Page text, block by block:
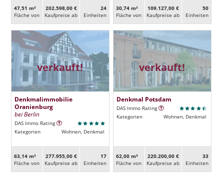
47,51 m²
Fläche von
202.598,00 €
Kaufpreise ab
24
Ein­heiten
30,74 m²
Fläche von
109.127,00 €
Kaufpreise ab
50
Ein­heiten
verkauft!
Denkmalimmobilie
Oranienburg
bei Berlin
DAS Immo Rating
Kategorien
Wohnen, Denkmal
63,14 m²
Fläche von
277.955,00 €
Kaufpreise ab
17
Ein­heiten
verkauft!
Denkmal Potsdam
DAS Immo Rating
Kategorien
Wohnen, Denkmal
62,00 m²
Fläche von
220.200,00 €
Kaufpreise ab
33
Ein­heiten